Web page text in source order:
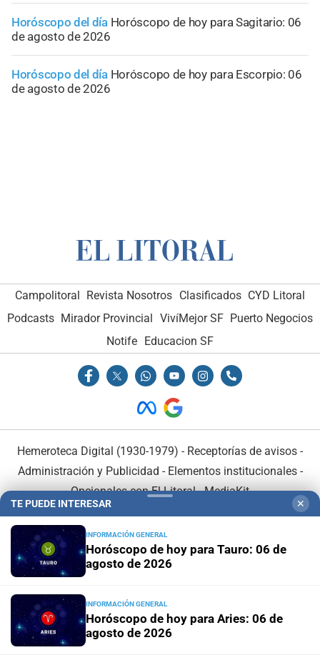
Horóscopo del día Horóscopo de hoy para Sagitario: 06
de agosto de 2026
Horóscopo del día Horóscopo de hoy para Escorpio: 06
de agosto de 2026
Campolitoral Revista Nosotros Clasificados CYD Litoral
Podcasts Mirador Provincial VivíMejor SF Puerto Negocios
Notife Educacion SF
Hemeroteca Digital (1930-1979) - Receptorías de avisos -
Administración y Publicidad - Elementos institucionales-
Opcionales con El Litoral-MediaKit
El Litoral es miembro de:
En Asociación con:
TE PUEDE INTERESAR ✕
INFORMACIÓN GENERAL
Horóscopo de hoy para Tauro: 06 de
agosto de 2026
INFORMACIÓN GENERAL
Horóscopo de hoy para Aries: 06 de
agosto de 2026